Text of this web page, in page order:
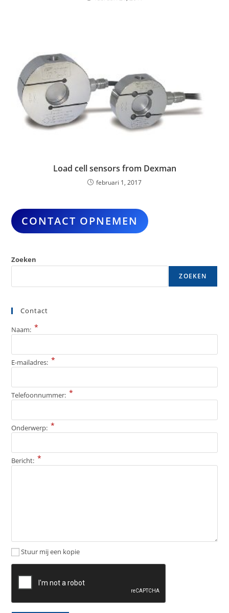
Load cell sensors from Dexman
februari 1, 2017
CONTACT OPNEMEN
Zoeken
ZOEKEN
Contact
Naam: *
E-mailadres: *
Telefoonnummer: *
Onderwerp: *
Bericht: *
Stuur mij een kopie